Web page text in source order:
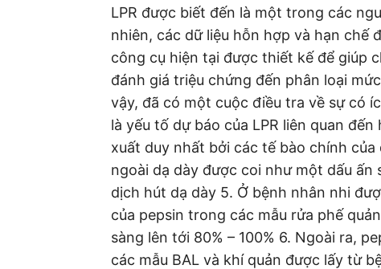
LPR được biết đến là một trong các
nhiên, các dữ liệu hỗn hợp và hạn chế
công cụ hiện tại được thiết kế để giúp
đánh giá triệu chứng đến phân loại
vậy, đã có một cuộc điều tra về sự có
là yếu tố dự báo của LPR liên quan
xuất duy nhất bởi các tế bào chính
ngoài dạ dày được coi như một dấu
dịch hút dạ dày 5. Ở bệnh nhân nhi
của pepsin trong các mẫu rửa phế
sàng lên tới 80% – 100% 6. Ngoài ra,
các mẫu BAL và khí quản được lấy từ